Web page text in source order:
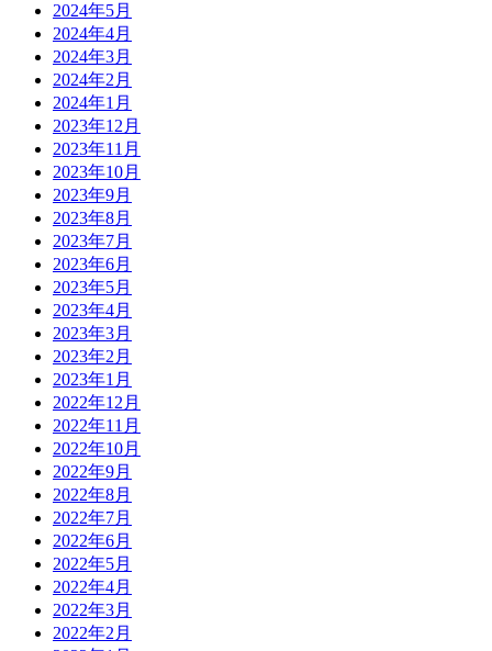
2024年5月
2024年4月
2024年3月
2024年2月
2024年1月
2023年12月
2023年11月
2023年10月
2023年9月
2023年8月
2023年7月
2023年6月
2023年5月
2023年4月
2023年3月
2023年2月
2023年1月
2022年12月
2022年11月
2022年10月
2022年9月
2022年8月
2022年7月
2022年6月
2022年5月
2022年4月
2022年3月
2022年2月